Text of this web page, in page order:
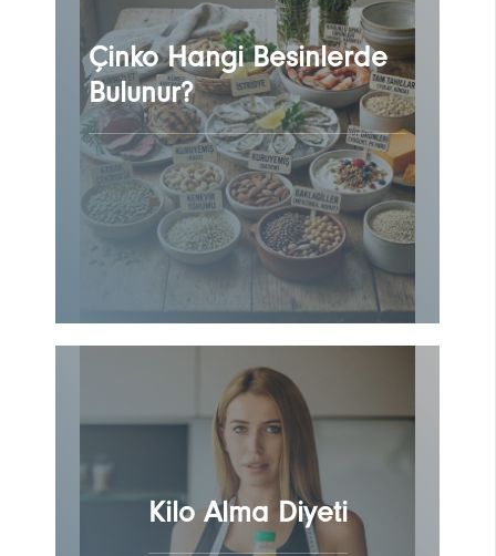
Çinko Hangi Besinlerde
Bulunur?
Kilo Alma Diyeti